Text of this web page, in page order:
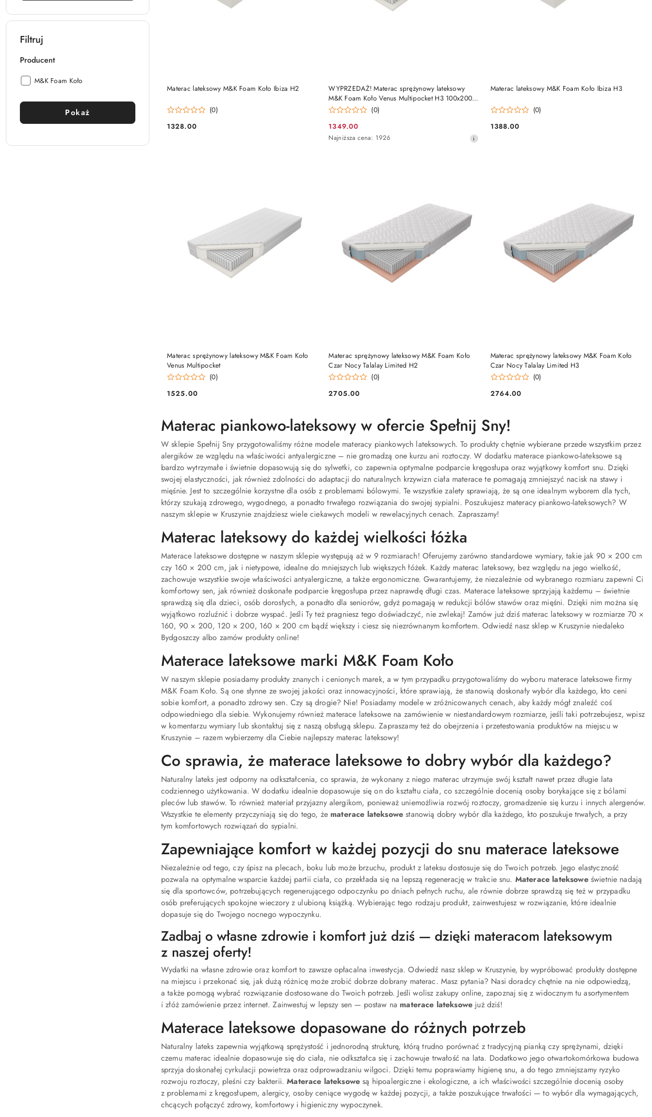
Filtruj
Producent
Producent:
M&K Foam Koło
Pokaż
Materac lateksowy M&K Foam Koło Ibiza H2
(0)
Cena:
1328.00
DO KOSZYKA
WYPRZEDAŻ! Materac sprężynowy lateksowy
M&K Foam Koło Venus Multipocket H3 100x200
Cotton Lux
(0)
Cena
promocyjna:
1349.00
Najniższa
Najniższa cena: 1926
DO KOSZYKA Materac lateksowy M&K Foam Koło Ibiza H3
(0)
Cena:
1388.00
DO KOSZYKA
Materac sprężynowy lateksowy M&K Foam Koło
Venus Multipocket
(0)
Cena:
1525.00
DO KOSZYKA
Materac sprężynowy lateksowy M&K Foam Koło
Czar Nocy Talalay Limited H2
(0)
Cena:
2705.00
DO KOSZYKA
Materac sprężynowy lateksowy M&K Foam Koło
Czar Nocy Talalay Limited H3
(0)
Cena:
2764.00
DO KOSZYKA
Materac piankowo-lateksowy w ofercie Spełnij Sny!
W sklepie Spełnij Sny przygotowaliśmy różne modele materacy piankowych lateksowych. To produkty chętnie wybierane przede wszystkim przez
alergików ze względu na właściwości antyalergiczne – nie gromadzą one kurzu ani roztoczy. W dodatku materace piankowo-lateksowe są
bardzo wytrzymałe i świetnie dopasowują się do sylwetki, co zapewnia optymalne podparcie kręgosłupa oraz wyjątkowy komfort snu. Dzięki
swojej elastyczności, jak również zdolności do adaptacji do naturalnych krzywizn ciała materace te pomagają zmniejszyć nacisk na stawy i
mięśnie. Jest to szczególnie korzystne dla osób z problemami bólowymi. Te wszystkie zalety sprawiają, że są one idealnym wyborem dla tych,
którzy szukają zdrowego, wygodnego, a ponadto trwałego rozwiązania do swojej sypialni. Poszukujesz materacy piankowo-lateksowych? W
naszym sklepie w Kruszynie znajdziesz wiele ciekawych modeli w rewelacyjnych cenach. Zapraszamy!
Materac lateksowy do każdej wielkości łóżka
Materace lateksowe dostępne w naszym sklepie występują aż w 9 rozmiarach! Oferujemy zarówno standardowe wymiary, takie jak 90 × 200 cm
czy 160 × 200 cm, jak i nietypowe, idealne do mniejszych lub większych łóżek. Każdy materac lateksowy, bez względu na jego wielkość,
zachowuje wszystkie swoje właściwości antyalergiczne, a także ergonomiczne. Gwarantujemy, że niezależnie od wybranego rozmiaru zapewni Ci
komfortowy sen, jak również doskonałe podparcie kręgosłupa przez naprawdę długi czas. Materace lateksowe sprzyjają każdemu – świetnie
sprawdzą się dla dzieci, osób dorosłych, a ponadto dla seniorów, gdyż pomagają w redukcji bólów stawów oraz mięśni. Dzięki nim można się
wyjątkowo rozluźnić i dobrze wyspać. Jeśli Ty też pragniesz tego doświadczyć, nie zwlekaj! Zamów już dziś materac lateksowy w rozmiarze 70 ×
160, 90 × 200, 120 × 200, 160 × 200 cm bądź większy i ciesz się niezrównanym komfortem. Odwiedź nasz sklep w Kruszynie niedaleko
Bydgoszczy albo zamów produkty online!
Materace lateksowe marki M&K Foam Koło
W naszym sklepie posiadamy produkty znanych i cenionych marek, a w tym przypadku przygotowaliśmy do wyboru materace lateksowe firmy
M&K Foam Koło. Są one słynne ze swojej jakości oraz innowacyjności, które sprawiają, że stanowią doskonały wybór dla każdego, kto ceni
sobie komfort, a ponadto zdrowy sen. Czy są drogie? Nie! Posiadamy modele w zróżnicowanych cenach, aby każdy mógł znaleźć coś
odpowiedniego dla siebie. Wykonujemy również materace lateksowe na zamówienie w niestandardowym rozmiarze, jeśli taki potrzebujesz, wpisz
w komentarzu wymiary lub skontaktuj się z naszą obsługą sklepu. Zapraszamy też do obejrzenia i przetestowania produktów na miejscu w
Kruszynie – razem wybierzemy dla Ciebie najlepszy materac lateksowy!
Co sprawia, że materace lateksowe to dobry wybór dla każdego?
Naturalny lateks jest odporny na odkształcenia, co sprawia, że wykonany z niego materac utrzymuje swój kształt nawet przez długie lata
codziennego użytkowania. W dodatku idealnie dopasowuje się on do kształtu ciała, co szczególnie docenią osoby borykające się z bólami
pleców lub stawów. To również materiał przyjazny alergikom, ponieważ uniemożliwia rozwój roztoczy, gromadzenie się kurzu i innych alergenów.
Wszystkie te elementy przyczyniają się do tego, że materace lateksowe stanowią dobry wybór dla każdego, kto poszukuje trwałych, a przy
tym komfortowych rozwiązań do sypialni.
Zapewniające komfort w każdej pozycji do snu materace lateksowe
Niezależnie od tego, czy śpisz na plecach, boku lub może brzuchu, produkt z lateksu dostosuje się do Twoich potrzeb. Jego elastyczność
pozwala na optymalne wsparcie każdej partii ciała, co przekłada się na lepszą regenerację w trakcie snu. Materace lateksoweświetnie nadają
się dla sportowców, potrzebujących regenerującego odpoczynku po dniach pełnych ruchu, ale równie dobrze sprawdzą się też w przypadku
osób preferujących spokojne wieczory z ulubioną książką. Wybierając tego rodzaju produkt, zainwestujesz w rozwiązanie, które idealnie
dopasuje się do Twojego nocnego wypoczynku.
Zadbaj o własne zdrowie i komfort już dziś — dzięki materacom lateksowym
z naszej oferty!
Wydatki na własne zdrowie oraz komfort to zawsze opłacalna inwestycja. Odwiedź nasz sklep w Kruszynie, by wypróbować produkty dostępne
na miejscu i przekonać się, jak dużą różnicę może zrobić dobrze dobrany materac. Masz pytania? Nasi doradcy chętnie na nie odpowiedzą,
a także pomogą wybrać rozwiązanie dostosowane do Twoich potrzeb. Jeśli wolisz zakupy online, zapoznaj się z widocznym tu asortymentem
i złóż zamówienie przez internet. Zainwestuj w lepszy sen — postaw na materace lateksowe już dziś!
Materace lateksowe dopasowane do różnych potrzeb
Naturalny lateks zapewnia wyjątkową sprężystość i jednorodną strukturę, którą trudno porównać z tradycyjną pianką czy sprężynami, dzięki
czemu materac idealnie dopasowuje się do ciała, nie odkształca się i zachowuje trwałość na lata. Dodatkowo jego otwartokomórkowa budowa
sprzyja doskonałej cyrkulacji powietrza oraz odprowadzaniu wilgoci. Dzięki temu poprawiamy higienę snu, a do tego zmniejszamy ryzyko
rozwoju roztoczy, pleśni czy bakterii.Materace lateksowe są hipoalergiczne i ekologiczne, a ich właściwości szczególnie docenią osoby
z problemami z kręgosłupem, alergicy, osoby ceniące wygodę w każdej pozycji, a także poszukujące trwałości — to wybór dla wymagających,
chcących połączyć zdrowy, komfortowy i higieniczny wypoczynek.